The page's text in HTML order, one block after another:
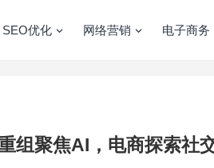
SEO优化 网络营销 电子商务
组聚焦AI，电商探索社